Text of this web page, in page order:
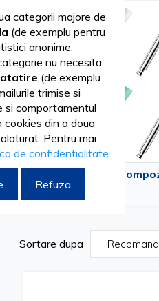
Gume Polizare
Sortare dupa
categorii majore de
(de exemplu pentru
anonime,
nu necesita
(de exemplu
trimise si
si comportamentul
din a doua
Pentru mai
de confidentialitate.
Refuza